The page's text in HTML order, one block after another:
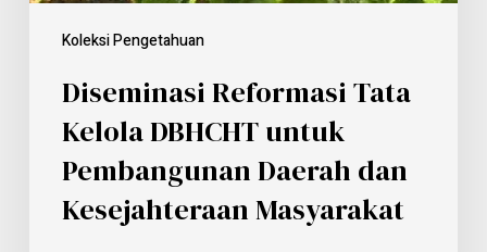
Koleksi Pengetahuan
Diseminasi Reformasi Tata
Kelola DBHCHT untuk
Pembangunan Daerah dan
Kesejahteraan Masyarakat